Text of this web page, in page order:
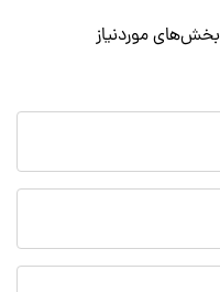
بخش‌های موردنیاز